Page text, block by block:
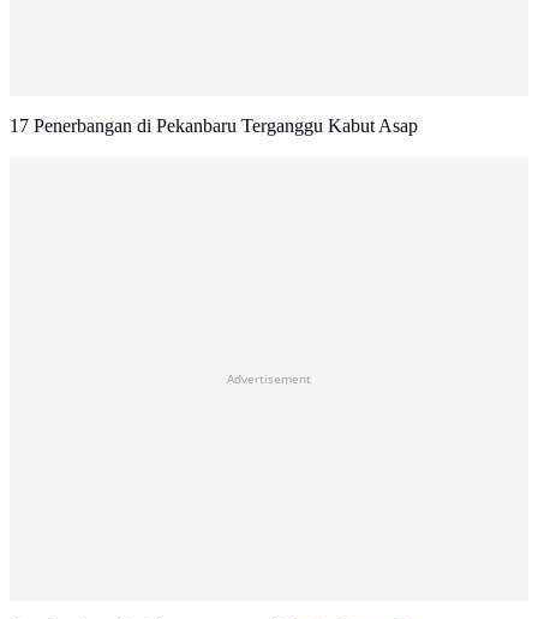
17 Penerbangan di Pekanbaru Terganggu Kabut Asap
Advertisement